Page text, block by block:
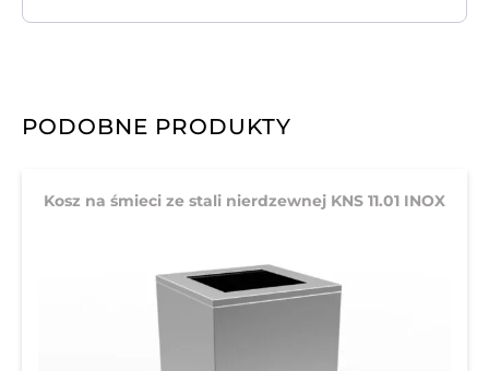
PODOBNE PRODUKTY
Kosz na śmieci ze stali nierdzewnej KNS 11.01 INOX